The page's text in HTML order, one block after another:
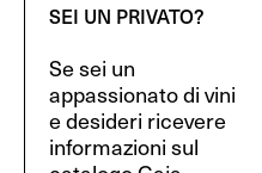
SEI UN PRIVATO?
Se sei un
appassionato di vini
e desideri ricevere
informazioni sul